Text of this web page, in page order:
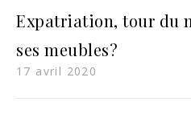
Expatriation, tour du
ses meubles?
17 avril 2020